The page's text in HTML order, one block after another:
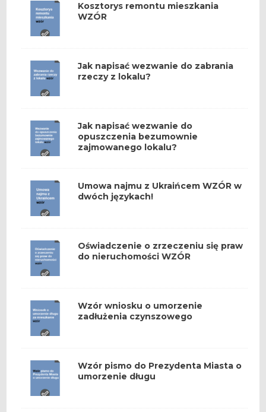
Kosztorys remontu mieszkania
WZÓR
Jak napisać wezwanie do zabrania
rzeczy z lokalu?
Jak napisać wezwanie do
opuszczenia bezumownie
zajmowanego lokalu?
Umowa najmu z Ukraińcem WZÓR w
dwóch językach!
Oświadczenie o zrzeczeniu się praw
do nieruchomości WZÓR
Wzór wniosku o umorzenie
zadłużenia czynszowego
Wzór pismo do Prezydenta Miasta o
umorzenie długu